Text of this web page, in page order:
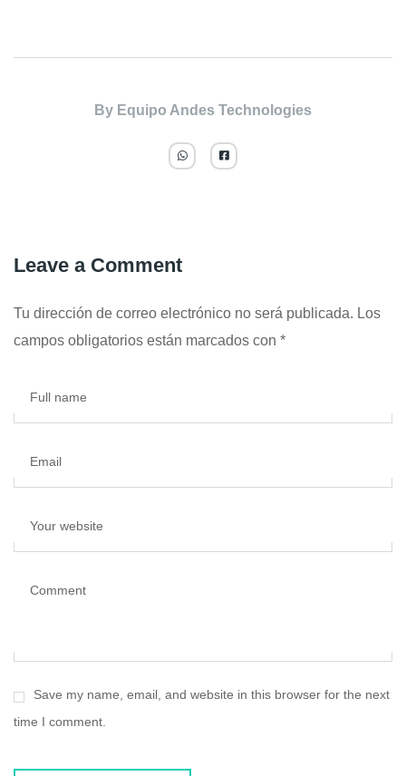
By Equipo Andes Technologies
Leave a Comment
Tu dirección de correo electrónico no será publicada. Los
campos obligatorios están marcados con *
Full name
Email
Your website
Comment
Save my name, email, and website in this browser for the next
time I comment.